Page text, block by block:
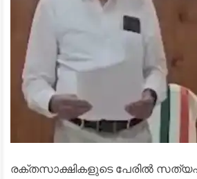
രക്തസാക്ഷികളുടെ പേരിൽ